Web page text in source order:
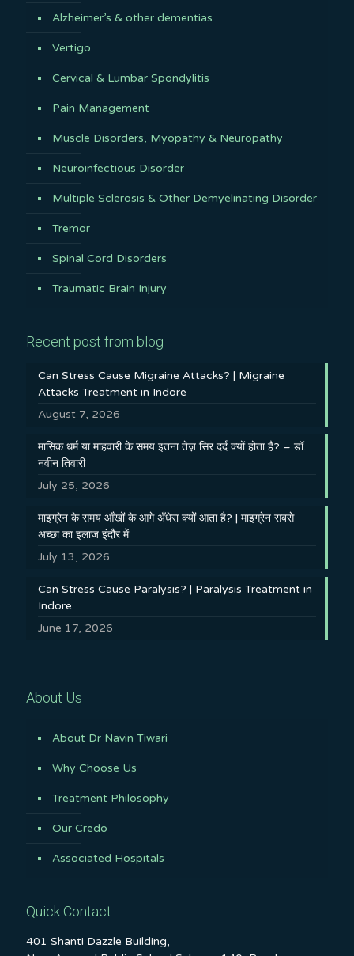
Alzheimer’s & other dementias
Vertigo
Cervical & Lumbar Spondylitis
Pain Management
Muscle Disorders, Myopathy & Neuropathy
Neuroinfectious Disorder
Multiple Sclerosis & Other Demyelinating Disorder
Tremor
Spinal Cord Disorders
Traumatic Brain Injury
Recent post from blog
Can Stress Cause Migraine Attacks? | Migraine
Attacks Treatment in Indore
August 7, 2026
मासिक धर्म या माहवारी के समय इतना तेज़ सिर दर्द क्यों होता है? – डॉ.
नवीन तिवारी
July 25, 2026
माइग्रेन के समय आँखों के आगे अँधेरा क्यों आता है? | माइग्रेन सबसे
अच्छा का इलाज इंदौर में
July 13, 2026
Can Stress Cause Paralysis? | Paralysis Treatment in
Indore
June 17, 2026
About Us
About Dr Navin Tiwari
Why Choose Us
Treatment Philosophy
Our Credo
Associated Hospitals
Quick Contact
401 Shanti Dazzle Building,